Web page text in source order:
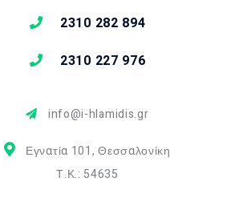
2310 282 894
2310 227 976
info@i-hlamidis.gr
Εγνατία 101, Θεσσαλονίκη
Τ.Κ.: 54635